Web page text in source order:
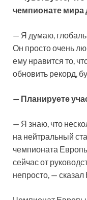
чемпионате мира
— Я думаю,
Он просто очень
ему нравится то,
обновить рекорд,
— Планируете
— Я знаю, что
на нейтральный
чемпионата
сейчас от
непросто, —